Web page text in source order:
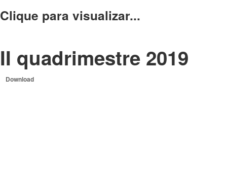
Clique para visualizar...
II quadrimestre 2019
Download